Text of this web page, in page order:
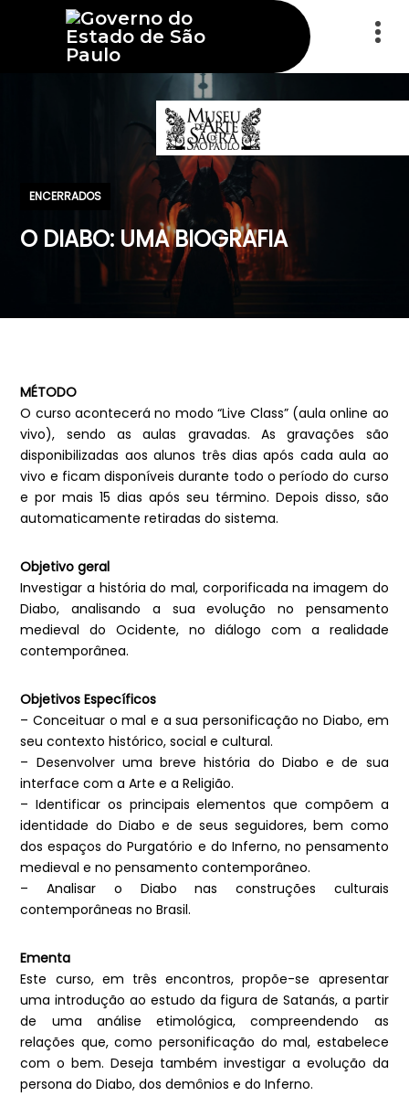
ENCERRADOS
O DIABO: UMA BIOGRAFIA
MÉTODO
O curso acontecerá no modo “Live Class” (aula online ao
vivo), sendo as aulas gravadas. As gravações são
disponibilizadas aos alunos três dias após cada aula ao
vivo e ficam disponíveis durante todo o período do curso
e por mais 15 dias após seu término. Depois disso, são
automaticamente retiradas do sistema.
Objetivo geral
Investigar a história do mal, corporificada na imagem do
Diabo, analisando a sua evolução no pensamento
medieval do Ocidente, no diálogo com a realidade
contemporânea.
Objetivos Específicos
– Conceituar o mal e a sua personificação no Diabo, em
seu contexto histórico, social e cultural.
– Desenvolver uma breve história do Diabo e de sua
interface com a Arte e a Religião.
– Identificar os principais elementos que compõem a
identidade do Diabo e de seus seguidores, bem como
dos espaços do Purgatório e do Inferno, no pensamento
medieval e no pensamento contemporâneo.
– Analisar o Diabo nas construções culturais
contemporâneas no Brasil.
Ementa
Este curso, em três encontros, propõe-se apresentar
uma introdução ao estudo da figura de Satanás, a partir
de uma análise etimológica, compreendendo as
relações que, como personificação do mal, estabelece
com o bem. Deseja também investigar a evolução da
persona do Diabo, dos demônios e do Inferno.